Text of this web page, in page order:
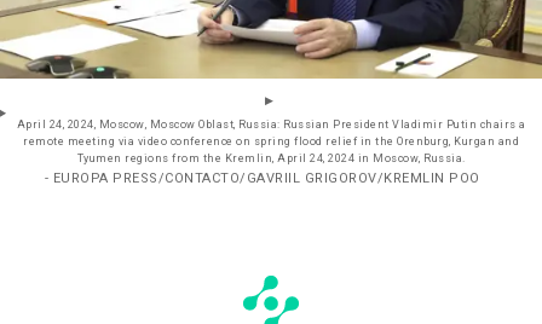
April 24, 2024, Moscow, Moscow Oblast, Russia: Russian President Vladimir Putin chairs a
remote meeting via video conference on spring flood relief in the Orenburg, Kurgan and
Tyumen regions from the Kremlin, April 24, 2024 in Moscow, Russia.
- EUROPA PRESS/CONTACTO/GAVRIIL GRIGOROV/KREMLIN POO